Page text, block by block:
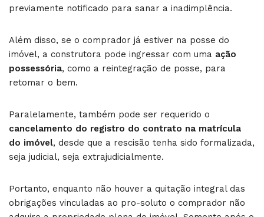
previamente notificado para sanar a inadimplência.
Além disso, se o comprador já estiver na posse do
imóvel, a construtora pode ingressar com uma ação
possessória, como a reintegração de posse, para
retomar o bem.
Paralelamente, também pode ser requerido o
cancelamento do registro do contrato na matrícula
do imóvel, desde que a rescisão tenha sido formalizada,
seja judicial, seja extrajudicialmente.
Portanto, enquanto não houver a quitação integral das
obrigações vinculadas ao pro-soluto o comprador não